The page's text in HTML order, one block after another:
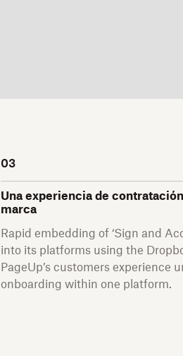
03
Una experiencia de
marca
Rapid embedding of ‘Sign and
into its platforms using the
PageUp’s customers experience
onboarding within one platform.